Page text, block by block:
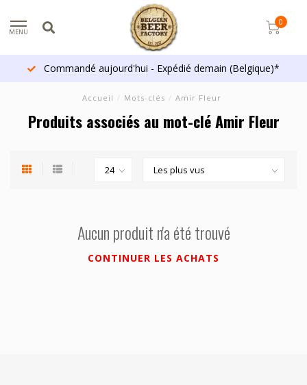
MENU
0
Commandé aujourd'hui - Expédié demain (Belgique)*
Accueil / Mots-clés / Amir Fleur
Produits associés au mot-clé Amir Fleur
Aucun produit n'a été trouvé
CONTINUER LES ACHATS